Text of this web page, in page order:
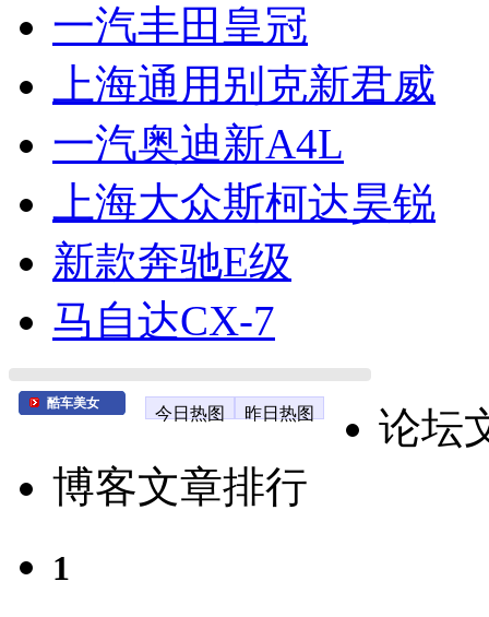
一汽丰田皇冠
上海通用别克新君威
一汽奥迪新A4L
上海大众斯柯达昊锐
新款奔驰E级
马自达CX-7
酷车美女
今日热图 昨日热图
论坛
博客文章排行
1